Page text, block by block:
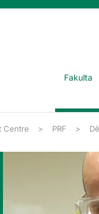
Fakulta
Centre PRF